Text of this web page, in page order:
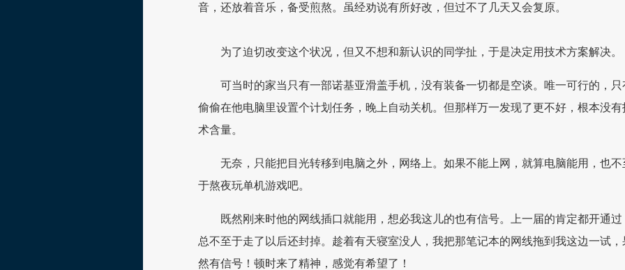
音，还放着音乐，备受煎熬。虽经劝说有所好改，但过不了几天又会复原。
为了迫切改变这个状况，但又不想和新认识的同学扯，于是决定用技术方案解决。
可当时的家当只有一部诺基亚滑盖手机，没有装备一切都是空谈。唯一可行的，只
偷偷在他电脑里设置个计划任务，晚上自动关机。但那样万一发现了更不好，根本没有
术含量。
无奈，只能把目光转移到电脑之外，网络上。如果不能上网，就算电脑能用，也不
于熬夜玩单机游戏吧。
既然刚来时他的网线插口就能用，想必我这儿的也有信号。上一届的肯定都开通过
总不至于走了以后还封掉。趁着有天寝室没人，我把那笔记本的网线拖到我这边一试，
然有信号！顿时来了精神，感觉有希望了！